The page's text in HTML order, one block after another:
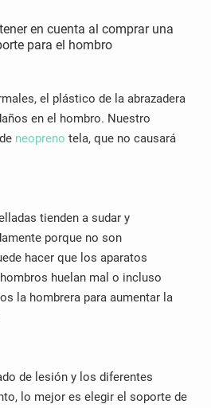
en cuenta al comprar una
para el hombro
el plástico de la abrazadera
en el hombro. Nuestro
neopreno tela, que no causará
tienden a sudar y
porque no son
hacer que los aparatos
huelan mal o incluso
la hombrera para aumentar la
de lesión y los diferentes
lo mejor es elegir el soporte de